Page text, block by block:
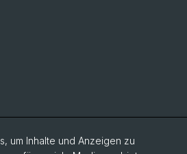
um Inhalte und Anzeigen zu